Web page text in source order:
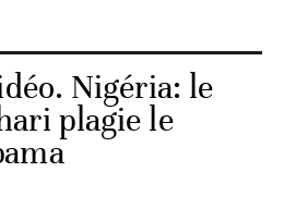
Nigéria: le
plagie le